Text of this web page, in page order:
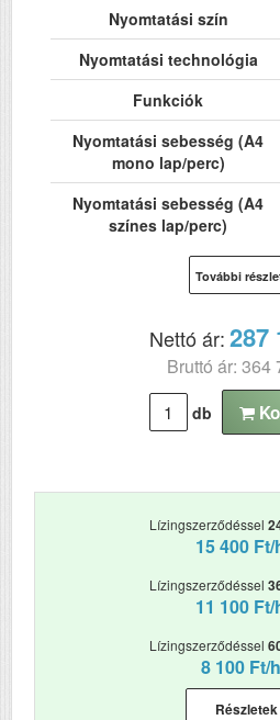
Nyomtatási szín
Nyomtatási technológia
Funkciók
Nyomtatási sebesség (A4
mono lap/perc)
Nyomtatási sebesség (A4
színes lap/perc)
USB
Kétoldalas, duplex
nyomtatás
kétoldalas lapolvasás)
RAM (MB)
Első fekete nyomat
elkészítési ideje (mp)
Első színes nyomat
elkészítési ideje (mp)
További
Nettó ár:287
Bruttó ár: 364
db
Lízingszerződéssel
15 400
Lízingszerződéssel
11 100
Lízingszerződéssel
8 100 Ft/
Részletek